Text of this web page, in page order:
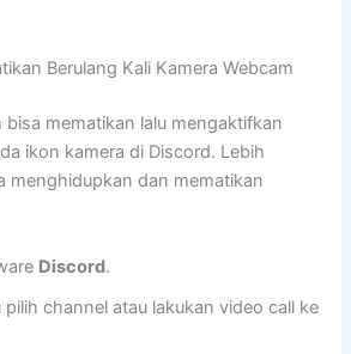
Berulang Kali Kamera Webcam
bisa mematikan lalu mengaktifkan
ikon kamera di Discord. Lebih
menghidupkan dan mematikan
Discord.
pilih channel atau lakukan video call ke